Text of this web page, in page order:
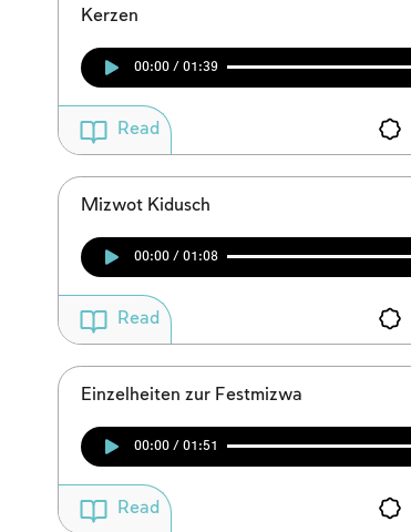
Kerzen
00:00 / 01:39
Read
Mizwot Kidusch
00:00 / 01:08
Read
Einzelheiten zur Festmizwa
00:00 / 01:51
Read